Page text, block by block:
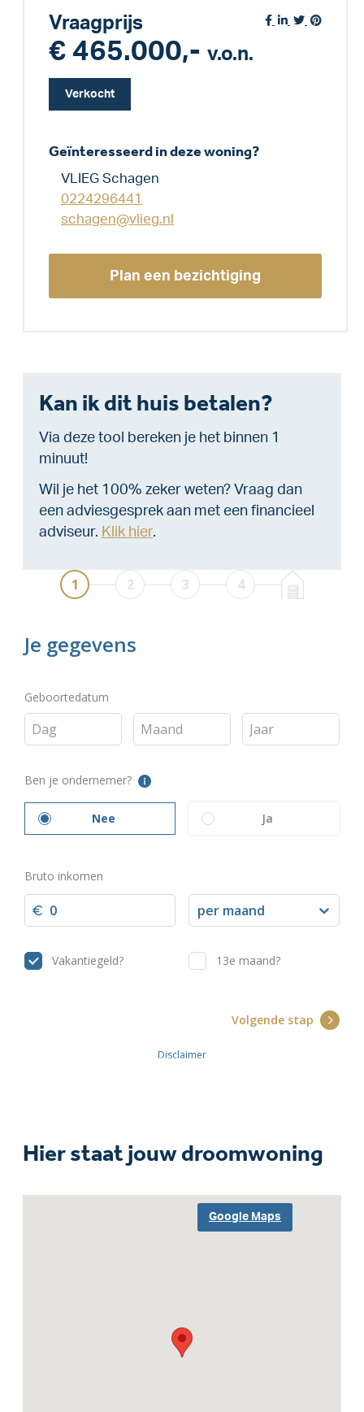
Vraagprijs
€ 465.000,- v.o.n.
Verkocht
Geïnteresseerd in deze woning?
VLIEG Schagen
0224296441
schagen@vlieg.nl
Plan een bezichtiging
Kan ik dit huis betalen?
Via deze tool bereken je het binnen 1
minuut!
Wil je het 100% zeker weten? Vraag dan
een adviesgesprek aan met een financieel
adviseur. Klik hier.
Hier staat jouw droomwoning
Google Maps